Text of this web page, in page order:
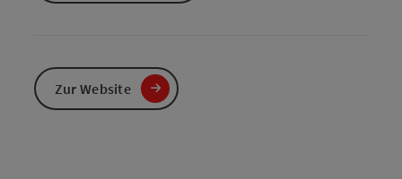
Zur Website